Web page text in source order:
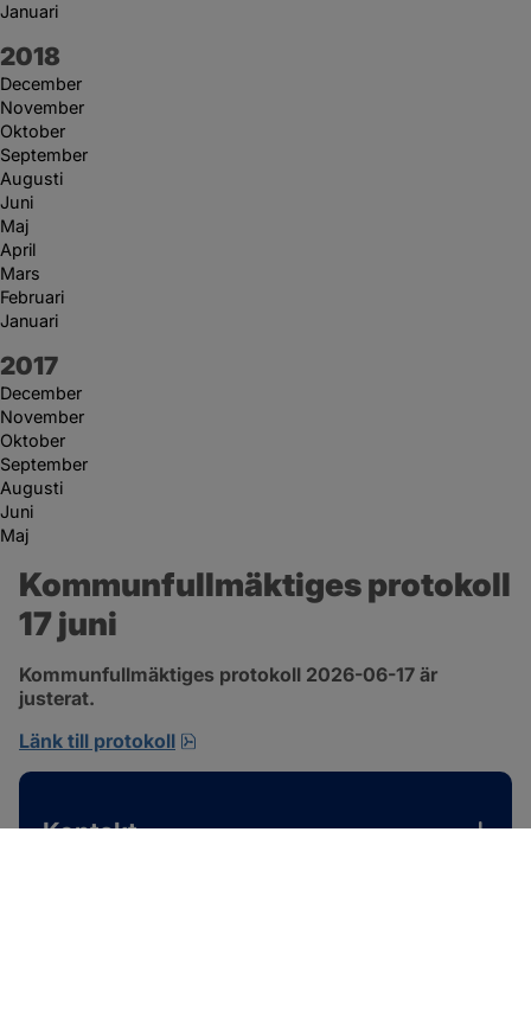
Januari
År:
2018
December
November
Oktober
September
Augusti
Juni
Maj
April
Mars
Februari
Januari
År:
2017
December
November
Oktober
September
Augusti
Juni
Maj
Kommunfullmäktiges protokoll
17 juni
Kommunfullmäktiges protokoll 2026-06-17 är
justerat.
Länk till protokoll
Kontakt